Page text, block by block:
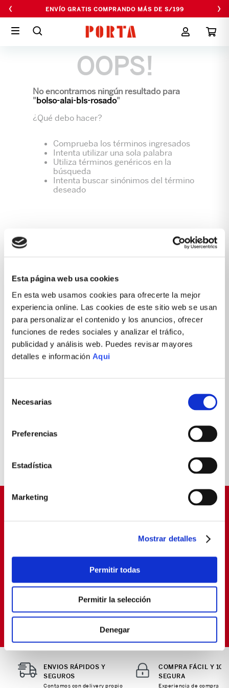
Esta página web usa cookies
En esta web usamos cookies para ofrecerte la mejor
experiencia online. Las cookies de este sitio web se usan
para personalizar el contenido y los anuncios, ofrecer
funciones de redes sociales y analizar el tráfico,
publicidad y análisis web. Puedes revisar mayores
detalles e información Aqui
Necesarias
Preferencias
Estadística
Marketing
Mostrar detalles
Permitir todas
Permitir la selección
Denegar
‹ ENVÍO GRATIS COMPRANDO MÁS DE S/199 ›
OOPS!
No encontramos ningún resultado para
"bolso-alai-bls-rosado"
¿Qué debo hacer?
Comprueba los términos ingresados
Intenta utilizar una sola palabra
Utiliza términos genéricos en la
búsqueda
Intenta buscar sinónimos del término
deseado
Déjanos tu email y seras el primero en enterarte de
SUSCRIBIRME
para envío de promociones
ENVIOS RÁPIDOS Y
SEGUROS
Contamos con delivery propio
COMPRA FÁCIL Y
SEGURA
Experiencia de compra